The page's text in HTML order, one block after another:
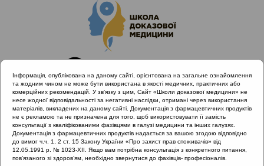
Головна
Проведені заходи
Діагностика та лікування захворювань лімфоїдного
глоткового кільця з позицій доказової медицини (Львів) 23-
Інформація, опублікована на даному сайті, орієнтована на загальне ознайомлення
та жодним чином не може бути використана в якості медичних, практичних або
комерційних рекомендацій. У зв’язку з цим, Сайт «Школи доказової медицини» не
несе жодної відповідальності за негативні наслідки, отримані через використання
матеріалів, викладених на даному сайті. Документація з фармацевтичних продуктів
не є рекламою та не призначена для того, щоб використовувати її замість
консультації з кваліфікованими фахівцями в галузі медицини та інших галузях.
Документація з фармацевтичних продуктів надається за вашою згодою відповідно
до вимог ч.ч. 1, 2 ст. 15 Закону України «Про захист прав споживачів» від
12.05.1991 р. № 1023-XII. Якщо вам потрібна консультація з конкретного питання,
пов’язаного зі здоров’ям, необхідно звернутися до фахівців- професіоналів.